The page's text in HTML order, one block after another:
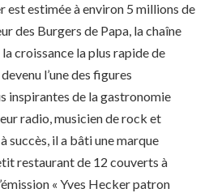
est estimée à environ 5 millions de
des Burgers de Papa, la chaîne
croissance la plus rapide de
l’une des figures
inspirantes de la gastronomie
radio, musicien de rock et
succès, il a bâti une marque
restaurant de 12 couverts à
« Yves Hecker patron